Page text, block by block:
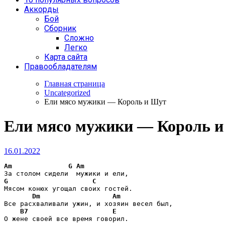
Аккорды
Бой
Сборник
Сложно
Легко
Карта сайта
Правообладателям
Главная страница
Uncategorized
Ели мясо мужики — Король и Шут
Ели мясо мужики — Король
16.01.2022
Am G Am
G
C
Мясом конюх угощал своих гостей.
Dm
Am
Все расхваливали ужин, и хозяин весел был,
B7
E
О жене своей все время говорил.